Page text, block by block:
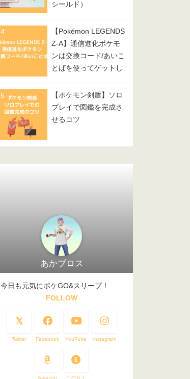
シールド）
【Pokémon LEGENDS
Z-A】通信進化ポケモ
ンは交換コード/あいこ
とばを使ってゲットし
【ポケモン剣盾】ソロ
プレイで図鑑を完成さ
せるコツ
あかブロス
今日も元気にポケGO&スリープ！
FOLLOW
Twitter Facebook YouTube instagram
Amazon このサイ